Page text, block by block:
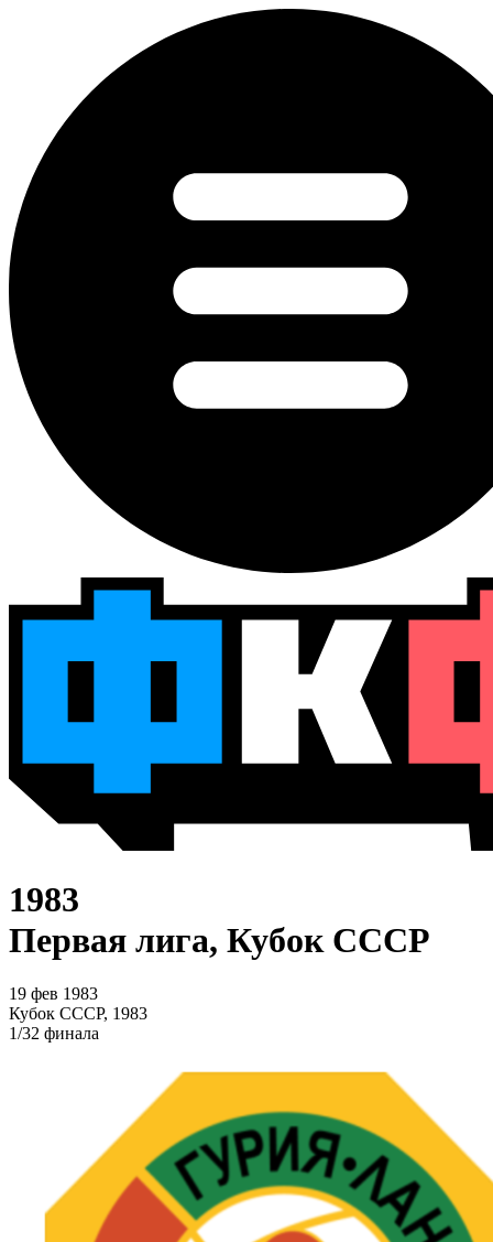
1983
Первая лига, Кубок СССР
19 фев 1983
Кубок СССР, 1983
1/32 финала